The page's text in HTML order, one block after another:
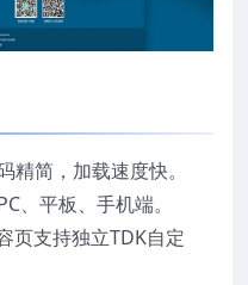
精简，加载速度快。
、平板、手机端。
页支持独立TDK自定